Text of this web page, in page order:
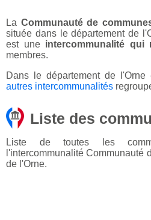
La Communauté de
située dans le département de
est une intercommunalité qui
membres.
Dans le département de l'Orne
autres intercommunalités
Liste des
Liste de toutes les
l'intercommunalité Communauté
de l'Orne.